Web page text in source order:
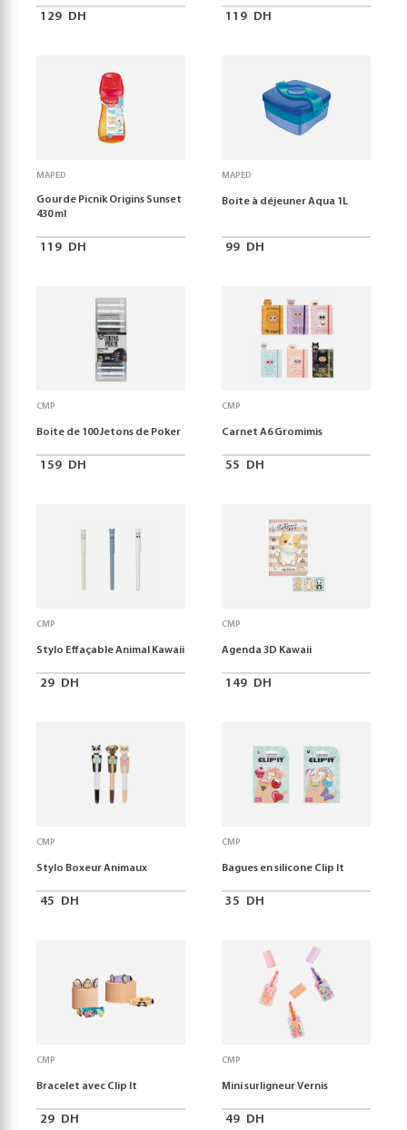
129 DH 119 DH
MAPED
Gourde Picnik Origins Sunset
430 ml
119 DH
MAPED
Boite à déjeuner Aqua 1L
99 DH
CMP
Boite de 100 Jetons de Poker
159 DH
CMP
Carnet A6 Gromimis
55 DH
CMP
Stylo Effaçable Animal Kawaii
29 DH
CMP
Agenda 3D Kawaii
149 DH
CMP
Stylo Boxeur Animaux
45 DH
CMP
Bagues en silicone Clip It
35 DH
CMP
Bracelet avec Clip It
29 DH
CMP
Mini surligneur Vernis
49 DH